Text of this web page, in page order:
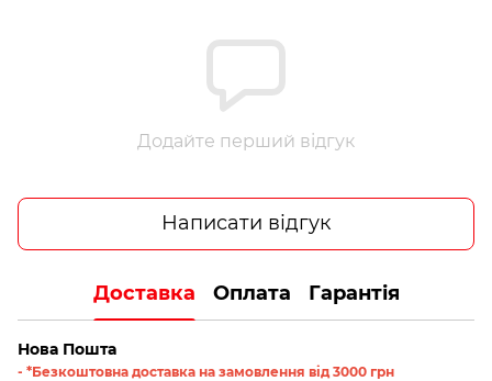
Додайте перший відгук
Написати відгук
Доставка Оплата Гарантія
Нова Пошта
- *Безкоштовна доставка на замовлення від 3000 грн